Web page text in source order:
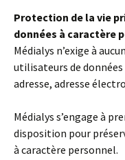
Protection de la vie
données à caractère
Médialys n’exige à
utilisateurs de
adresse, adresse
Médialys s’engage à
disposition pour
à caractère personnel.